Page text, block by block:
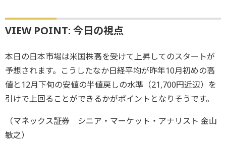
VIEW POINT: 今日の視点
本日の日本市場は米国株高を受けて上昇してのスタートが
予想されます。こうしたなか日経平均が昨年10月初めの高
値と12月下旬の安値の半値戻しの水準（21,700円近辺）を
引けで上回ることができるかがポイントとなりそうです。
（マネックス証券 シニア・マーケット・アナリスト 金山
敏之）